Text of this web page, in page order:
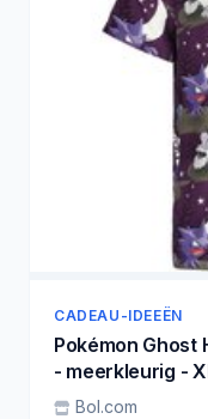
CADEAU-IDEEËN
Pokémon Ghost
- meerkleurig -
Bol.com